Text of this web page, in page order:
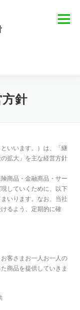
メニュー
方 針
いいます。）は、「継
拡大」を主な経営方針
商品・金融商品・サー
していくために、以下
いります。なお、当社
るよう、定期的に確
客さまお一人お一人の
商品を提供していきま